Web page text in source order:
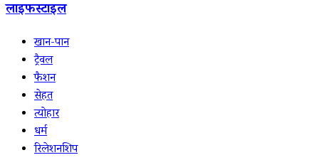
लाइफस्टाइल
खान-पान
ट्रैवल
फैशन
सेहत
त्योहार
धर्म
रिलेशनशिप